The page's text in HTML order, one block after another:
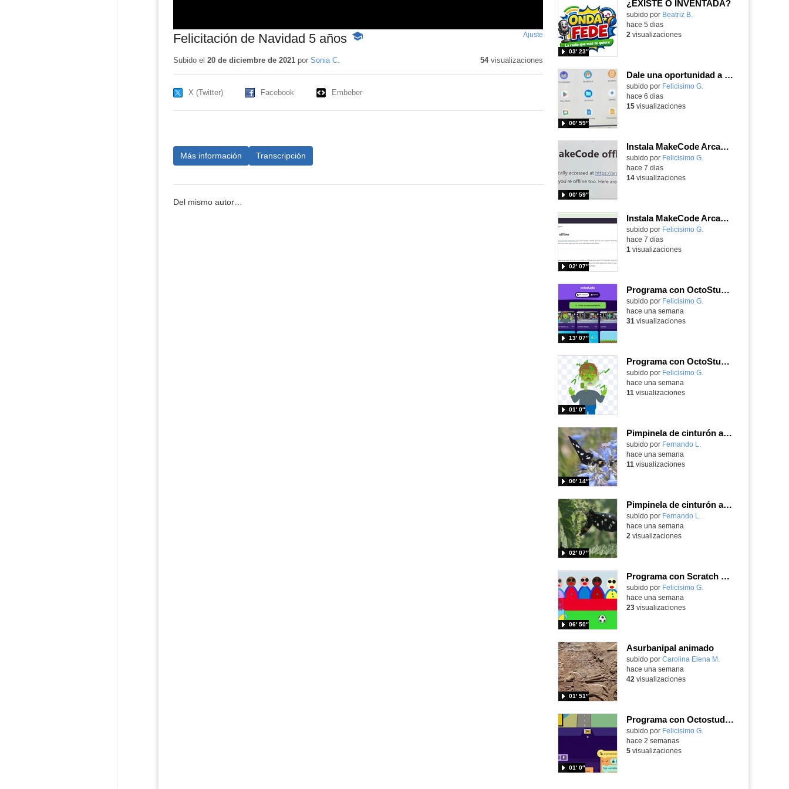
Felicitación de Navidad 5 años -
Ajuste
pantalla
Subido el 20 de diciembre de 2021por Sonia C. 54visualizaciones
X (Twitter) Facebook Embeber
Más información Transcripción
Del mismo autor…
¿EXISTE O INVENTADA?
Contenido educativo.
subido por Beatriz B.
03′ 23″
hace 5 dias
2 visualizaciones
Dale una oportunidad a los Chromebooks y utiliza un proyector para realizar talleres si no tienes pantallas táctiles
Contenido educativo.
subido por Felicisimo G.
00′ 59″
hace 6 dias
15visualizaciones
Instala MakeCode Arcade para trabajar offline en tu tablet, ordenador, Chromebook
Contenido educativo.
subido por Felicisimo G.
00′ 59″
hace 7 dias
14visualizaciones
Instala MakeCode Arcade offline para programar grandes juegos sin necesidad de Internet
Contenido educativo.
subido por Felicisimo G.
02′ 07″
hace 7 dias
1 visualizaciones
Programa con OctoStudio, un juego de disparos contra Zombies con un cargador basado en el House of the dead
Contenido educativo.
subido por Felicisimo G.
13′ 07″
hace una semana
31 visualizaciones
Programa con OctoStudio, un juego homenajeando al House of the dead con Zombies
Contenido educativo.
subido por Felicisimo G.
01′ 0″
hace una semana
11 visualizaciones
Pimpinela de cinturón amarillo Amata phegea (Linnaeus, 1758)
Contenido educativo.
subido por Fernando L.
00′ 14″
hace una semana
11 visualizaciones
Pimpinela de cinturón amarillo Amata phegea (Linnaeus, 1758)
Contenido educativo.
subido por Fernando L.
02′ 07″
hace una semana
2 visualizaciones
Programa con Scratch Jr una barrera que se desplaza para dar sensación de movimiento
Contenido educativo.
subido por Felicisimo G.
06′ 50″
hace una semana
23visualizaciones
Asurbanipal animado
Contenido educativo.
subido por Carolina Elena M.
01′ 51″
hace una semana
42 visualizaciones
Programa con Octostudio, un juego de Educación Víal cruzando un paso de cebra.
Contenido educativo.
subido por Felicisimo G.
01′ 0″
hace 2 semanas
5visualizaciones